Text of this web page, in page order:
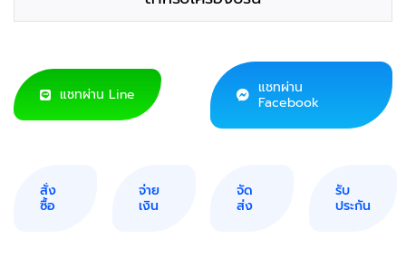
แชทผ่าน Line
แชทผ่าน
Facebook
สั่ง
ซื้อ
จ่าย
เงิน
จัด
ส่ง
รับ
ประกัน